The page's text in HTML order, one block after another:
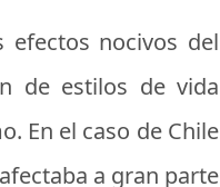
efectos nocivos del
de estilos de vida
En el caso de Chile
a gran parte